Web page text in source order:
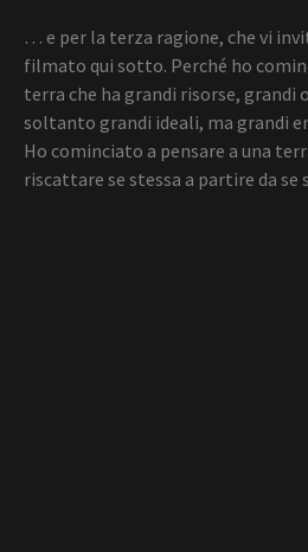
… e per la terza ragione, che vi
filmato qui sotto. Perché ho
terra che ha grandi risorse,
soltanto grandi ideali, ma grandi
Ho cominciato a pensare a una
riscattare se stessa a partire da se